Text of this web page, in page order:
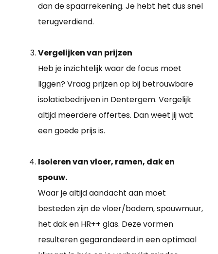
dan de spaarrekening. Je hebt het dus snel
terugverdiend.
Vergelijken van prijzen
Heb je inzichtelijk waar de focus moet
liggen? Vraag prijzen op bij betrouwbare
isolatiebedrijven in Dentergem. Vergelijk
altijd meerdere offertes. Dan weet jij wat
een goede prijs is.
Isoleren van vloer, ramen, dak en
spouw.
Waar je altijd aandacht aan moet
besteden zijn de vloer/bodem, spouwmuur,
het dak en HR++ glas. Deze vormen
resulteren gegarandeerd in een optimaal